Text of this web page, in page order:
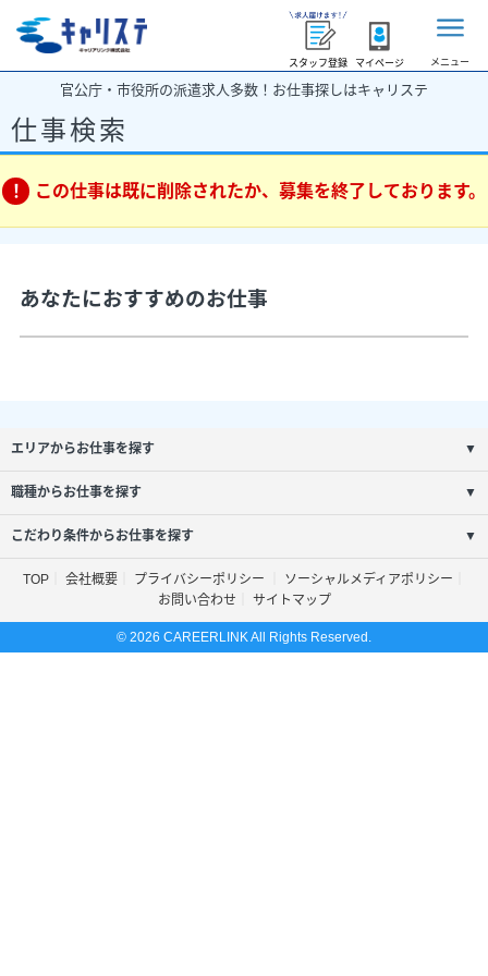
スタッフ登録 マイページ メニュー
官公庁・市役所の派遣求人多数！お仕事探しはキャリステ
仕事検索
この仕事は既に削除されたか、募集を終了しております。
あなたにおすすめのお仕事
エリアからお仕事を探す ▼
職種からお仕事を探す ▼
こだわり条件からお仕事を探す ▼
TOP 会社概要 プライバシーポリシー
ソーシャルメディアポリシー
お問い合わせ
サイトマップ
© 2026 CAREERLINK All Rights Reserved.